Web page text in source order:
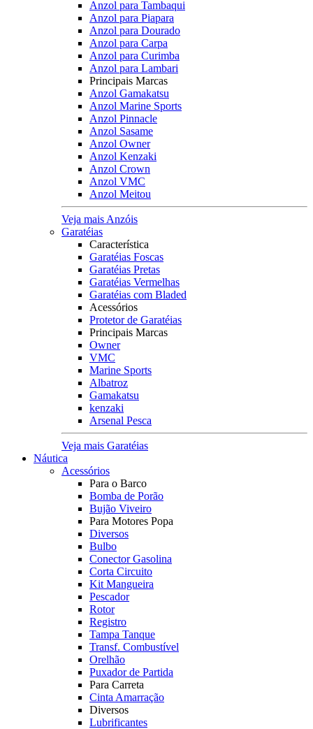
Anzol para Tambaqui
Anzol para Piapara
Anzol para Dourado
Anzol para Carpa
Anzol para Curimba
Anzol para Lambari
Principais Marcas
Anzol Gamakatsu
Anzol Marine Sports
Anzol Pinnacle
Anzol Sasame
Anzol Owner
Anzol Kenzaki
Anzol Crown
Anzol VMC
Anzol Meitou
Veja mais Anzóis
Garatéias
Característica
Garatéias Foscas
Garatéias Pretas
Garatéias Vermelhas
Garatéias com Bladed
Acessórios
Protetor de Garatéias
Principais Marcas
Owner
VMC
Marine Sports
Albatroz
Gamakatsu
kenzaki
Arsenal Pesca
Veja mais Garatéias
Náutica
Acessórios
Para o Barco
Bomba de Porão
Bujão Viveiro
Para Motores Popa
Diversos
Bulbo
Conector Gasolina
Corta Circuito
Kit Mangueira
Pescador
Rotor
Registro
Tampa Tanque
Transf. Combustível
Orelhão
Puxador de Partida
Para Carreta
Cinta Amarração
Diversos
Lubrificantes